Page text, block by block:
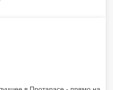
на пляже), виды
Номер был у нас
море и горы. Вид красивый.
В отеле чисто, все
все меняли, мыли полы,
дали хороший. всегда